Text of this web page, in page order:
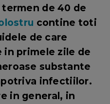
de 40 de
contine toti
de care
in primele zile de
substante
infectiilor.
in general, in